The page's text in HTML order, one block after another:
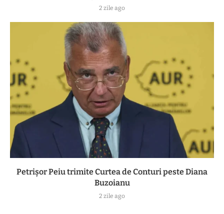
2 zile ago
Petrișor Peiu trimite Curtea de Conturi peste Diana
Buzoianu
2 zile ago